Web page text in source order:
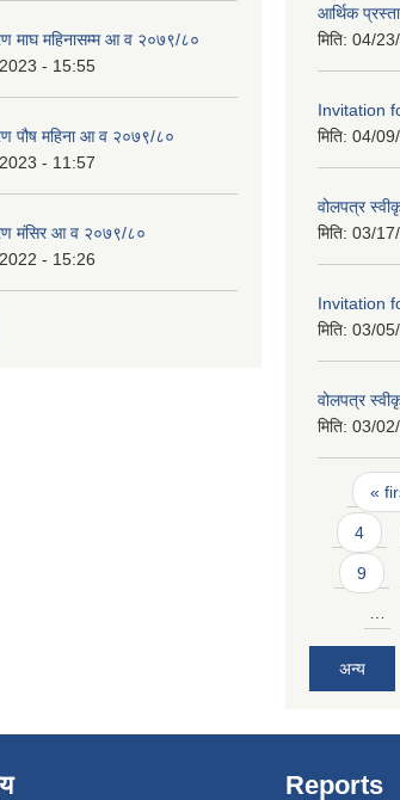
माघ महिनासम्म आ व २०७९/८०
- 15:55
पौष महिना आ व २०७९/८०
- 11:57
मंसिर आ व २०७९/८०
- 15:26
आर्थिक
मिति: 04/
Invitation
मिति: 04/
वोलपत्र
मिति: 03/
Invitation
मिति: 03/
वोलपत्र
मिति: 03/
«
4
9
…
अन्य
Reports